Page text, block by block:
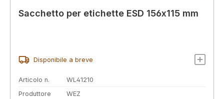
Sacchetto per etichette ESD 156x115 mm
Disponibile a breve
Articolo n.
WL41210
Produttore
WEZ